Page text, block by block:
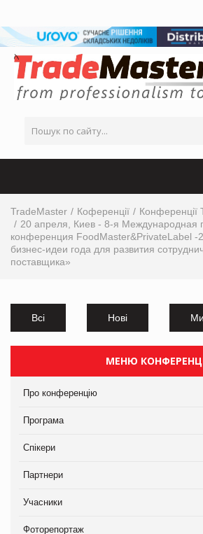
TradeMaster Коференції
Конференції
20 апреля, Киев - 8-я Международная
конференция FoodMaster&PrivateLabel -
бизнес-идеи года для развития
поставщика»
Всі Нові
МЕНЮ
Про конференцію
Програма
Спікери
Партнери
Учасники
Фоторепортаж